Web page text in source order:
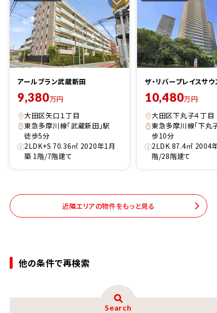
アールブラン武蔵新田
9,380万円
大田区矢口１丁目
東急多摩川線「武蔵新田」駅
徒歩5分
2LDK+S 70.36㎡ 2020年1月
築 1階/7階建て
ザ・リバープレイスサ
10,480万円
大田区下丸子４丁目
東急多摩川線「下丸
歩10分
2LDK 87.4㎡ 2004
階/28階建て
近隣エリアの物件をもっと見る
他の条件で再検索
Search